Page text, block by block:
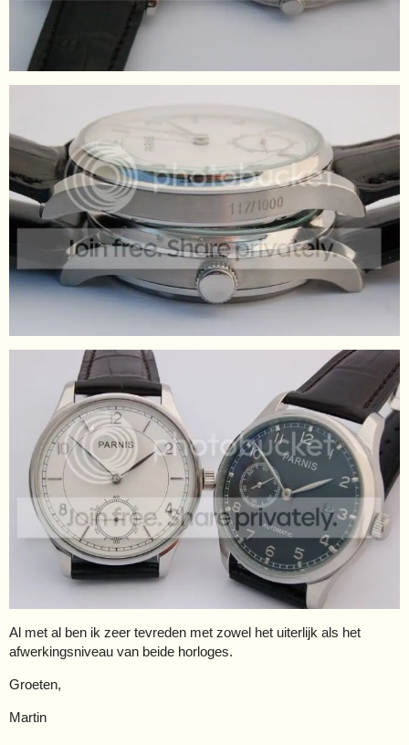
Al met al ben ik zeer tevreden met zowel het uiterlijk als het
afwerkingsniveau van beide horloges.
Groeten,
Martin